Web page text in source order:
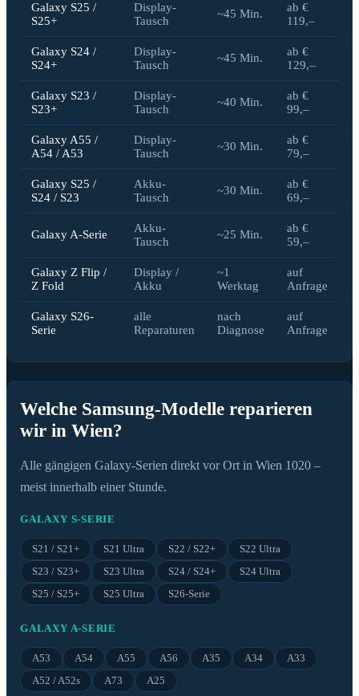
Galaxy S25 /
S25+
Display-
Tausch
~45 Min.
ab €
119,–
Galaxy S24 /
S24+
Display-
Tausch
~45 Min.
ab €
129,–
Galaxy S23 /
S23+
Display-
Tausch
~40 Min.
ab €
99,–
Galaxy A55 /
A54 / A53
Display-
Tausch
~30 Min.
ab €
79,–
Galaxy S25 /
S24 / S23
Akku-
Tausch
~30 Min.
ab €
69,–
Galaxy A-Serie
Akku-
Tausch
~25 Min.
ab €
59,–
Galaxy Z Flip /
Z Fold
Display /
Akku
~1
Werktag
auf
Anfrage
Galaxy S26-
Serie
alle
Reparaturen
nach
Diagnose
auf
Anfrage
Welche Samsung-Modelle reparieren
wir in Wien?
Alle gängigen Galaxy-Serien direkt vor Ort in Wien 1020 –
meist innerhalb einer Stunde.
GALAXY S-SERIE
S21 / S21+ S21 Ultra S22 / S22+
S22 Ultra
S23 / S23+
S23 Ultra S24 / S24+
S24 Ultra
S25 / S25+
S25 Ultra S26-Serie
GALAXY A-SERIE
A53 A54 A55 A56 A35 A34
A33
A52 / A52s
A73 A25